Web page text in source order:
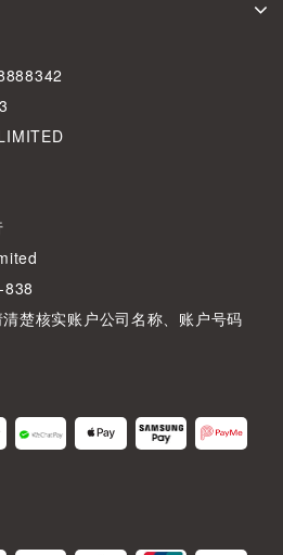
楚核实账户公司名称、账户号码